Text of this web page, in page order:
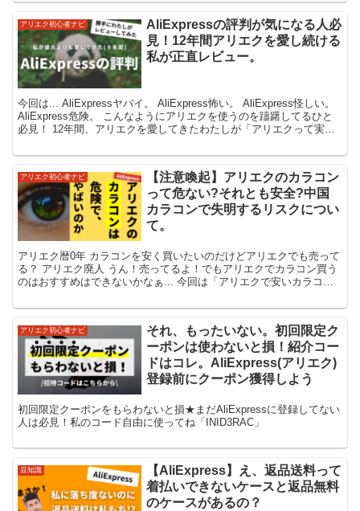
アリエク初心者ナビ
AliExpressの評判が気になる人必
見！12年間アリエクを愛し続ける
私が正直レビュー。
今回は... AliExpressヤバイ。 AliExpress怖い。 AliExpress怪しい。
AliExpress危険。 こんなようにアリエクを使うのを躊躇してるひと
必見！ 12年間、アリエクを愛してきたわたしが「アリエクって実際
アリエク初心者ナビ
【注意喚起】アリエクのカラコン
って危ない?それとも安全?中国
カラコンで失明するリスクについ
て。
アリエク暦0年 カラコンを安く買いたいのだけどアリエクでも売って
る？ アリエク廃人 うん！売ってるよ！でもアリエクでカラコン買う
のはおすすめはできないかなぁ... 今回は「アリエクで安いカラコン
アリエク初心者ナビ
それ、もったいない。初回限定ク
ーポンは使わないと損！紹介コー
ドはコレ。AliExpress(アリエク)
登録前にクーポン獲得しよう
初回限定クーポンをもらわないと損★まだAliExpressに登録してない
人は必見！私のコード自由に使ってね「INID3RAC」
豆知識
【AliExpress】え、返品送料って
着払いできないケースと返品無料
のケースがあるの？